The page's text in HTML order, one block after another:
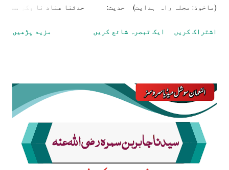
(ماخوذ: مجلہ راہ ہدایت) حدیث: حدثنا ھناد نا وکیع
قال قال عبد اللہ بن مسعود الا اصلیْ بِکُمْ صلوۃ رسُوْل اللّٰہِ صلّی
دو...
اشتراک کریں ایک تبصرہ شائع کریں مزید پڑھیں